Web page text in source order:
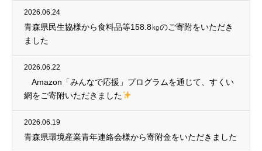
2026.06.24
青森県民生協様から食料品等158.8㎏のご寄附をいただき
ました
2026.06.22
Amazon「みんなで応援」プログラムを通じて、すくい
網をご寄附いただきました
2026.06.19
青森県環境産業青年連絡会様から寄附金をいただきました